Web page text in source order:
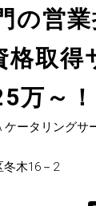
の営
取得
万～！
ケータリング
冬木16－2